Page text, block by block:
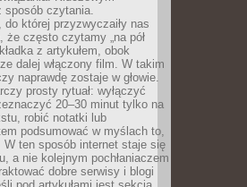
sposób czytania.
do której przyzwyczaiły nas
że często czytamy „na pół
z artykułem, obok
dalej włączony film. W takim
naprawdę zostaje w głowie.
prosty rytuał: wyłączyć
20–30 minut tylko na
robić notatki lub
podsumować w myślach to,
W ten sposób internet staje się
a nie kolejnym pochłaniaczem
dobre serwisy i blogi